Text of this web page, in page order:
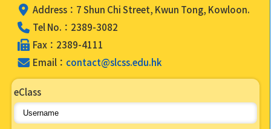
Address：7 Shun Chi Street, Kwun Tong, Kowloon.
Tel No.：2389-3082
Fax：2389-4111
Email： contact@slcss.edu.hk
eClass